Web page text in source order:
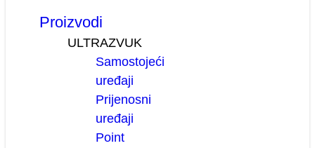
Proizvodi
ULTRAZVUK
Samostojeći
uređaji
Prijenosni
uređaji
Point